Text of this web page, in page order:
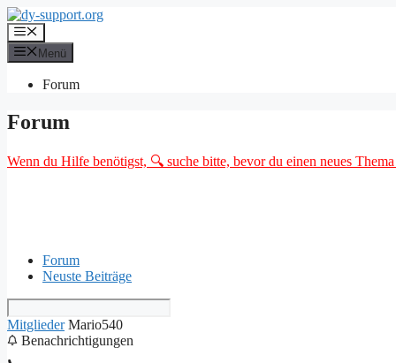
Zum
Inhalt
springen
Menü
Menü
Forum
Forum
Wenn du Hilfe benötigst, 🔍 suche bitte, bevor du einen neues
Forum
Neuste Beiträge
Mitglieder Mario540
Benachrichtigungen